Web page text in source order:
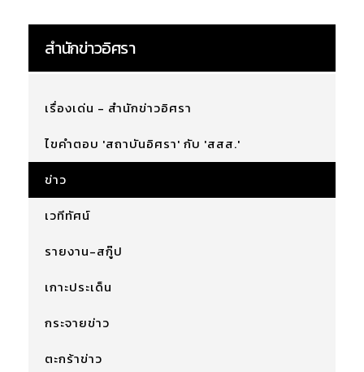
สำนักข่าวอิศรา
เรื่องเด่น - สำนักข่าวอิศรา
ไขคำตอบ 'สถาบันอิศรา' กับ 'สสส.'
ข่าว
เวทีทัศน์
รายงาน-สกู๊ป
เกาะประเด็น
กระจายข่าว
ตะกร้าข่าว